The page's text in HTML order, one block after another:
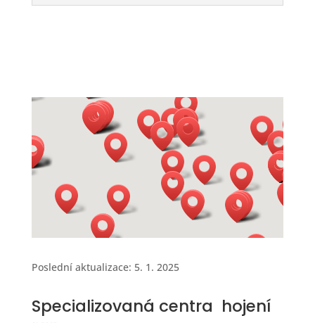
Poslední aktualizace: 5. 1. 2025
Specializovaná centra hojení